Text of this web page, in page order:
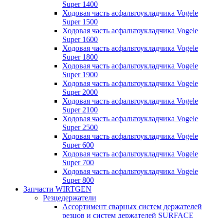
Super 1400
Ходовая часть асфальтоукладчика Vogele
Super 1500
Ходовая часть асфальтоукладчика Vogele
Super 1600
Ходовая часть асфальтоукладчика Vogele
Super 1800
Ходовая часть асфальтоукладчика Vogele
Super 1900
Ходовая часть асфальтоукладчика Vogele
Super 2000
Ходовая часть асфальтоукладчика Vogele
Super 2100
Ходовая часть асфальтоукладчика Vogele
Super 2500
Ходовая часть асфальтоукладчика Vogele
Super 600
Ходовая часть асфальтоукладчика Vogele
Super 700
Ходовая часть асфальтоукладчика Vogele
Super 800
Запчасти WIRTGEN
Резцедержатели
Ассортимент сварных систем держателей
резцов и систем держателей SURFACE